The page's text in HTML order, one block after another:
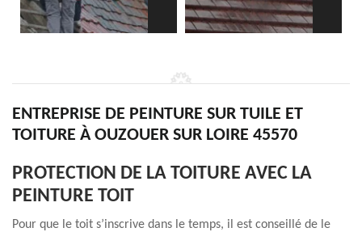
ENTREPRISE DE PEINTURE SUR TUILE ET
TOITURE À OUZOUER SUR LOIRE 45570
PROTECTION DE LA TOITURE AVEC LA
PEINTURE TOIT
Pour que le toit s’inscrive dans le temps, il est conseillé de le